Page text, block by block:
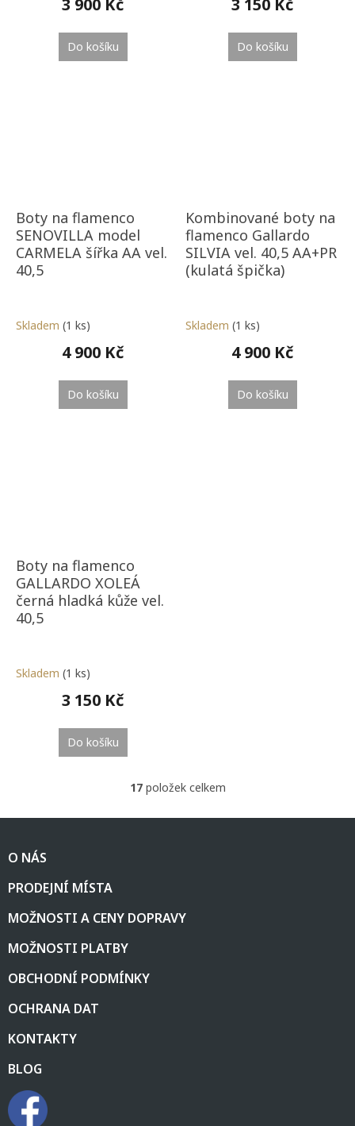
3 900 Kč
Do košíku
3 150 Kč
Do košíku
Boty na flamenco
SENOVILLA model
CARMELA šířka AA vel.
40,5
Skladem (1 ks)
4 900 Kč
Do košíku
Kombinované boty na
flamenco Gallardo
SILVIA vel. 40,5 AA+PR
(kulatá špička)
Skladem (1 ks)
4 900 Kč
Do košíku
Boty na flamenco
GALLARDO XOLEÁ
černá hladká kůže vel.
40,5
Skladem (1 ks)
3 150 Kč
Do košíku
O
l
p
r
17položek celkem
Z
pO NÁS
PRODEJNÍ MÍSTA
MOŽNOSTI A CENY DOPRAVY
MOŽNOSTI PLATBY
OBCHODNÍ PODMÍNKY
OCHRANA DAT
KONTAKTY
BLOG